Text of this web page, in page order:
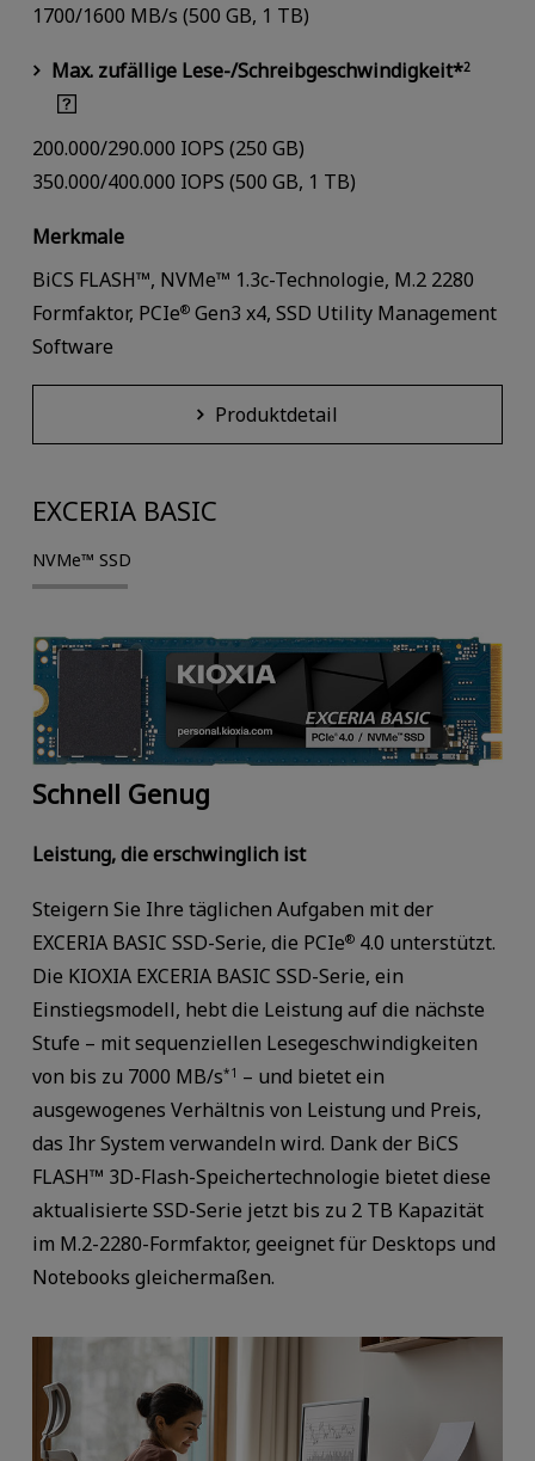
1700/1600 MB/s (500 GB, 1 TB)
Max. zufällige Lese-/Schreibgeschwindigkeit*2
200.000/290.000 IOPS (250 GB)
350.000/400.000 IOPS (500 GB, 1 TB)
Merkmale
BiCS FLASH™, NVMe™ 1.3c-Technologie, M.2 2280
Formfaktor, PCIe®Gen3 x4, SSD Utility Management
Software
Produktdetail
EXCERIA BASIC
NVMe™ SSD
Schnell Genug
Leistung, die erschwinglich ist
Steigern Sie Ihre täglichen Aufgaben mit der
EXCERIA BASIC SSD-Serie, die PCIe®4.0 unterstützt.
Die KIOXIA EXCERIA BASIC SSD-Serie, ein
Einstiegsmodell, hebt die Leistung auf die nächste
Stufe – mit sequenziellen Lesegeschwindigkeiten
von bis zu 7000 MB/s*1 – und bietet ein
ausgewogenes Verhältnis von Leistung und Preis,
das Ihr System verwandeln wird. Dank der BiCS
FLASH™ 3D-Flash-Speichertechnologie bietet diese
aktualisierte SSD-Serie jetzt bis zu 2 TB Kapazität
im M.2-2280-Formfaktor, geeignet für Desktops und
Notebooks gleichermaßen.